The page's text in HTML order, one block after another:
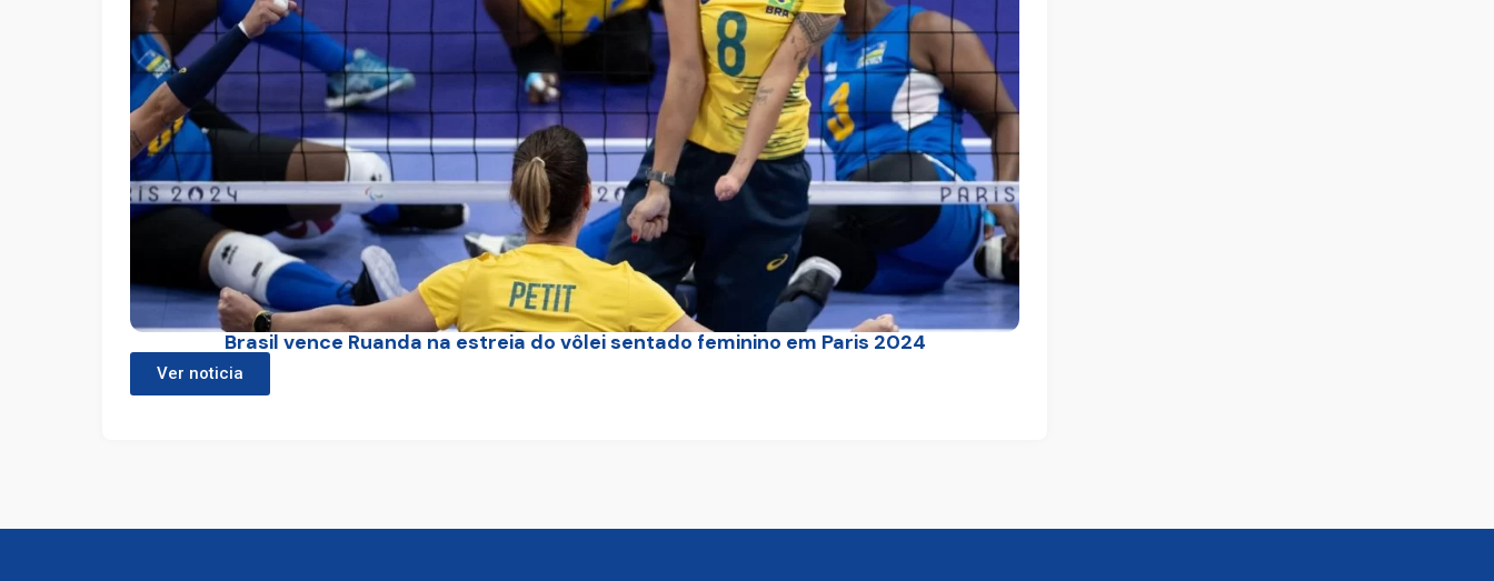
Brasil vence Ruanda na estreia do vôlei sentado feminino em Paris 2024
Ver noticia